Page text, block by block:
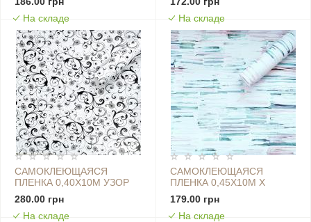
На складе
ЧЁРНЫЕ И ЗЕЛЁНЫЕ
ДЕРЕВЬЯ SW-00002440
На складе
САМОКЛЕЮЩАЯСЯ
ПЛЕНКА 0,40Х10М УЗОР
ЦВЕТЫ SW-00001262
280.00 грн
На складе
САМОКЛЕЮЩАЯСЯ
ПЛЕНКА 0,45Х10М Х
0,07ММ АКВАРЕЛЬ SW-
00001237
179.00 грн
На складе